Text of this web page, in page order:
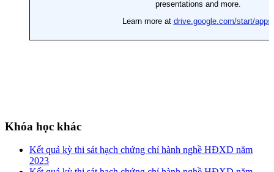
Khóa học khác
Kết quả kỳ thi sát hạch chứng chỉ hành nghề HĐXD năm
2023